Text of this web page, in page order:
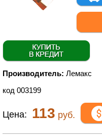
Производитель: Лемакс
код 003199
Цена: 113 руб.